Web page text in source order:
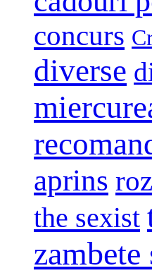
concurs
diverse
aprins
the sexist